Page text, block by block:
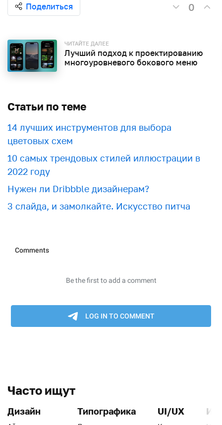
Поделиться 0
ЧИТАЙТЕ ДАЛЕЕ
Лучший подход к проектированию
многоуровневого бокового меню
Статьи по теме
​​14 лучших инструментов для выбора
цветовых схем
10 самых трендовых стилей иллюстрации в
2022 году
Нужен ли Dribbble дизайнерам?
3 слайда, и замолкайте. Искусство питча
Часто ищут
Дизайн Типографика UI/UX